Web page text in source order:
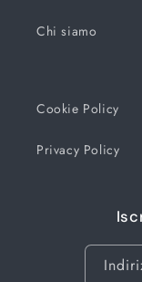
Chi siamo
Cookie Policy
Privacy Policy